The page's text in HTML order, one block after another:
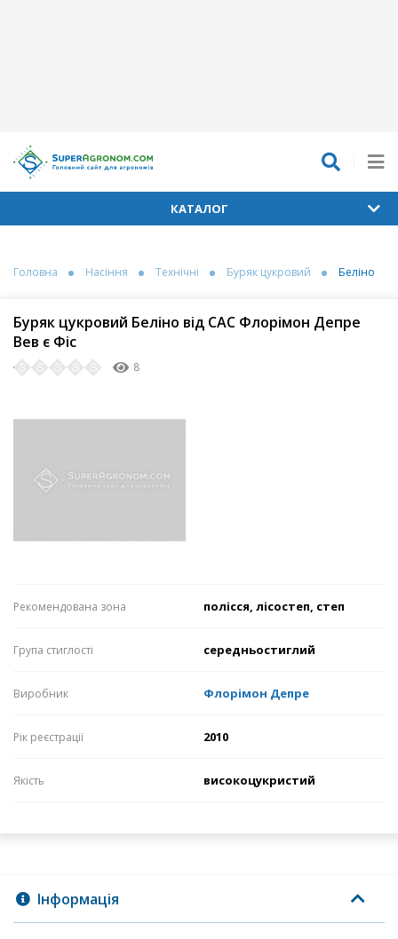
КАТАЛОГ
Головна Насіння Технічні Буряк цукровий Беліно
Буряк цукровий Беліно від САC Флорімон Депре
Вев є Фіс
8
Рекомендована зона полісся, лісостеп, степ
Група стиглості середньостиглий
Виробник Флорімон Депре
Рік реєстрації 2010
Якість високоцукристий
Інформація